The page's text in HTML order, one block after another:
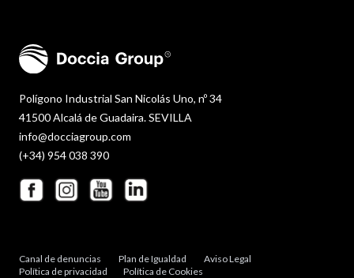
Polígono Industrial San Nicolás Uno, nº 34
41500 Alcalá de Guadaira. SEVILLA
info@docciagroup.com
(+34) 954 038 390
Canal de denuncias Plan de Igualdad
Aviso Legal
Política de privacidad
Política de Cookies